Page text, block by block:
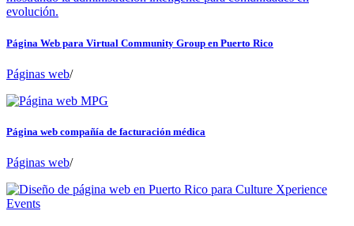
Página Web para Virtual Community Group en Puerto Rico
Páginas web/
Página web compañía de facturación médica
Páginas web/